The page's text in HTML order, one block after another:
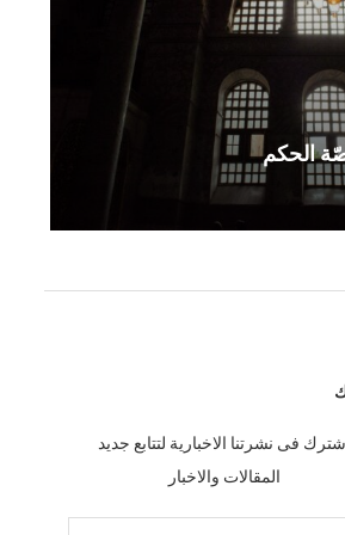
الحكم
فى نشرتنا الاخبارية لتتابع جديد
المقالات والاخبار